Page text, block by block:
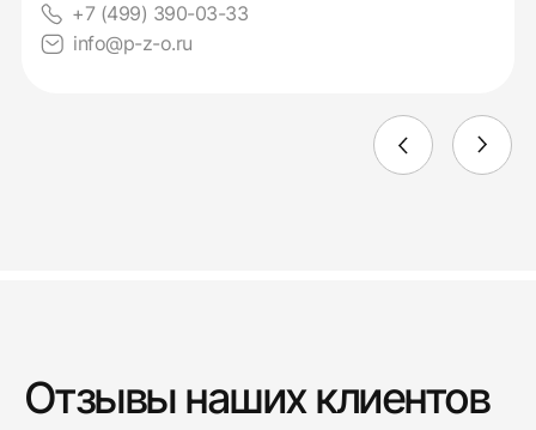
+7 (499) 390-03-33
info@p-z-o.ru
Отзывы наших клиентов